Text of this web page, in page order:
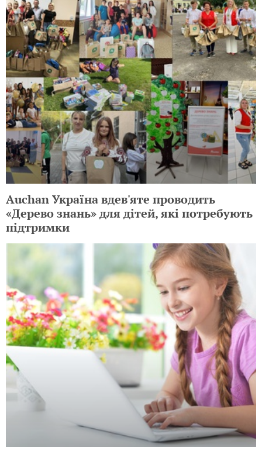
Auchan Україна вдев'яте проводить
«Дерево знань» для дітей, які потребують
підтримки